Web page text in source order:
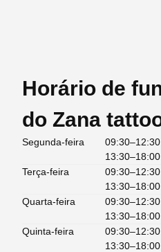
Horário de
do Zana
Segunda-feira
09:30–12:30
13:30–18:00
Terça-feira
09:30–12:30
13:30–18:00
Quarta-feira
09:30–12:30
13:30–18:00
Quinta-feira
09:30–12:30
13:30–18:00